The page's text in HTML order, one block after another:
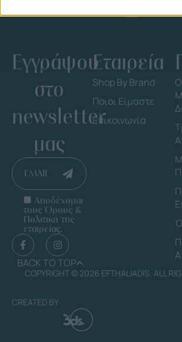
Εγγράψου
στο
newsletter
μας
EMAIL
Αποδέχομαι
τους Όρους &
Πολιτική της
εταιρείας.
BACK TO TOP
Εταιρεία
Shop By Brand
Ποιοι Είμαστε
Επικοινωνία
COPYRIGHT © 2026 EFTHALIADIS. ALL
CREATED BY